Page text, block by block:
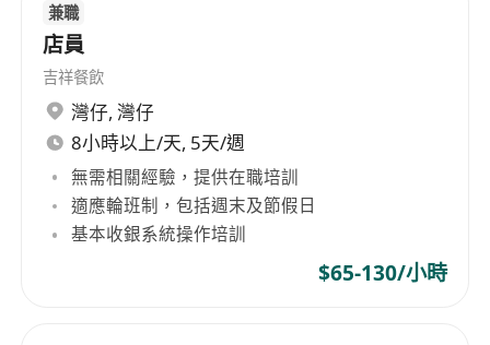
兼職
店員
吉祥餐飲
灣仔, 灣仔
8小時以上/天, 5天/週
無需相關經驗，提供在職培訓
適應輪班制，包括週末及節假日
基本收銀系統操作培訓
$65-130/小時